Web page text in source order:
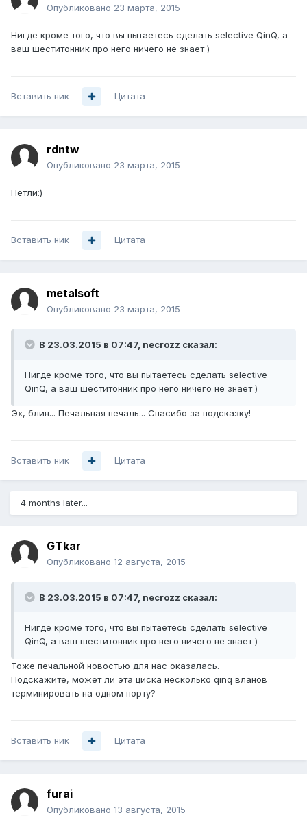
Опубликовано 23 марта, 2015
Нигде кроме того, что вы пытаетесь сделать selective QinQ, а
ваш шеститонник про него ничего не знает )
Вставить ник Цитата
rdntw
Опубликовано 23 марта, 2015
Петли:)
Вставить ник Цитата
metalsoft
Опубликовано 23 марта, 2015
В 23.03.2015 в 07:47, necrozz сказал:
Нигде кроме того, что вы пытаетесь сделать selective
QinQ, а ваш шеститонник про него ничего не знает )
Эх, блин... Печальная печаль... Спасибо за подсказку!
Вставить ник Цитата
4 months later...
GTkar
Опубликовано 12 августа, 2015
В 23.03.2015 в 07:47, necrozz сказал:
Нигде кроме того, что вы пытаетесь сделать selective
QinQ, а ваш шеститонник про него ничего не знает )
Тоже печальной новостью для нас оказалась.
Подскажите, может ли эта циска несколько qinq вланов
терминировать на одном порту?
Вставить ник Цитата
furai
Опубликовано 13 августа, 2015